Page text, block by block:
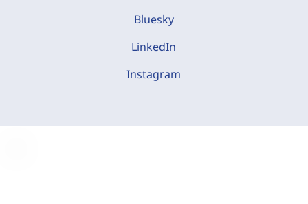
Bluesky
LinkedIn
Instagram